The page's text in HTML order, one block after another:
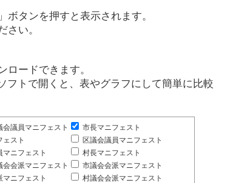
タンを押すと表示されます。
さい。
ードできます。
トで開くと、表やグラフにして簡単に比較
会議員マニフェスト
市長マニフェスト
ェスト
区議会議員マニフェスト
マニフェスト
村長マニフェスト
会会派マニフェスト
市議会会派マニフェスト
マニフェスト
村議会会派マニフェスト